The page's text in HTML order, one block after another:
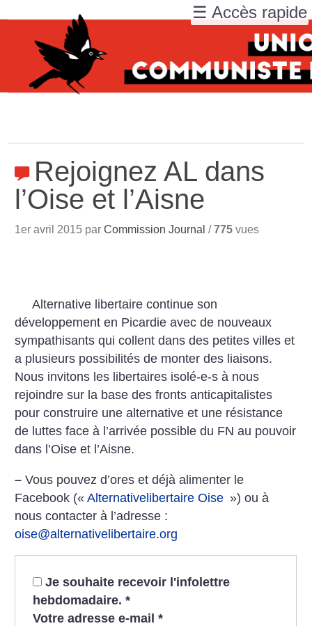
Rejoignez AL dans
l’Oise et l’Aisne
1er avril 2015 parCommission Journal /775 vues
Alternative libertaire continue son
développement en Picardie avec de nouveaux
sympathisants qui collent dans des petites villes et
a plusieurs possibilités de monter des liaisons.
Nous invitons les libertaires isolé-e-s à nous
rejoindre sur la base des fronts anticapitalistes
pour construire une alternative et une résistance
de luttes face à l’arrivée possible du FN au pouvoir
dans l’Oise et l’Aisne.
– Vous pouvez d’ores et déjà alimenter le
Facebook (« Alternativelibertaire Oise ») ou à
nous contacter à l’adresse :
oise@alternativelibertaire.org
Je souhaite recevoir l'infolettre
hebdomadaire. *
Votre adresse e-mail *
☰ Accès rapide